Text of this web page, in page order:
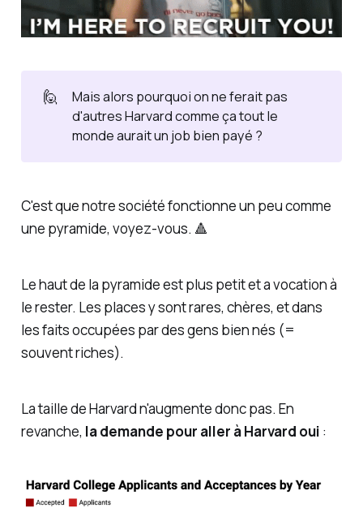
🙋
Mais alors pourquoi on ne ferait pas
d'autres Harvard comme ça tout le
monde aurait un job bien payé ?
C'est que notre société fonctionne un peu comme
une pyramide, voyez-vous. 🔺
Le haut de la pyramide est plus petit et a vocation à
le rester. Les places y sont rares, chères, et dans
les faits occupées par des gens bien nés (=
souvent riches).
La taille de Harvard n'augmente donc pas. En
revanche, la demande pour aller à Harvard oui :